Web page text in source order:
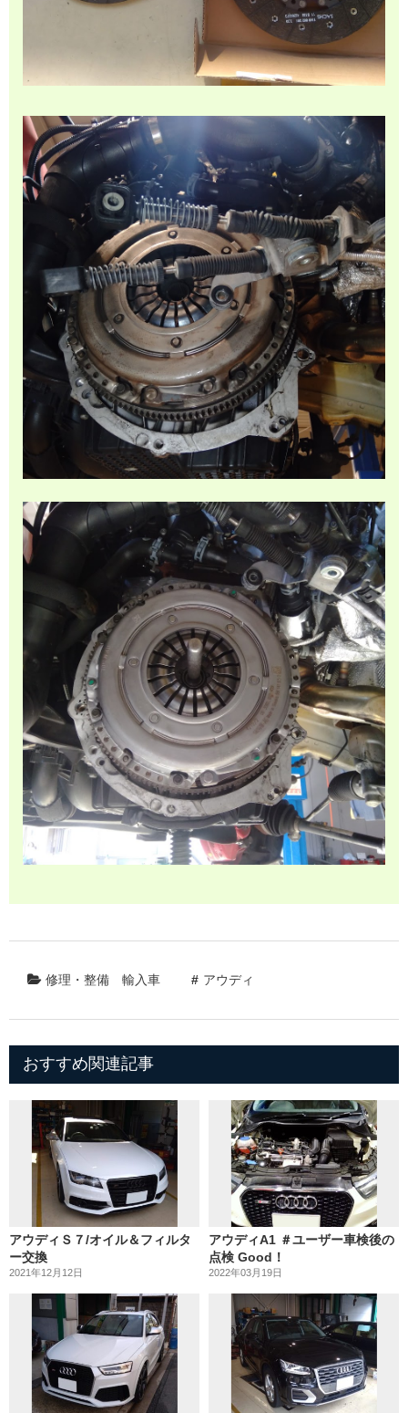
修理・整備 輸入車 アウディ
おすすめ関連記事
アウディＳ７/オイル＆フィルタ
ー交換
2021年12月12日
アウディA1 ＃ユーザー車検後の
点検 Good！
2022年03月19日